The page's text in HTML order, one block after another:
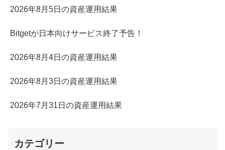
2026年8月5日の資産運用結果
Bitgetが日本向けサービス終了予告！
2026年8月4日の資産運用結果
2026年8月3日の資産運用結果
2026年7月31日の資産運用結果
カテゴリー